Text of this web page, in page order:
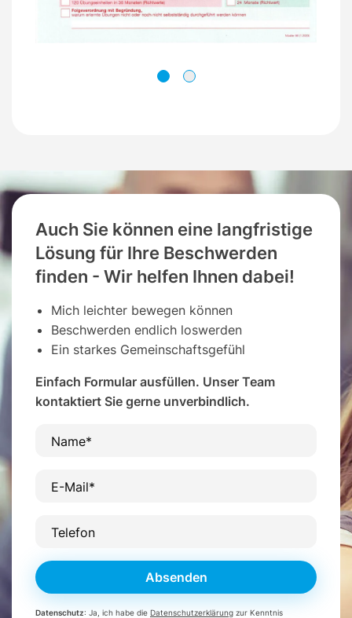
Auch Sie können eine langfristige
Lösung für Ihre Beschwerden
finden - Wir helfen Ihnen dabei!
Mich leichter bewegen können
Beschwerden endlich loswerden
Ein starkes Gemeinschaftsgefühl
Einfach Formular ausfüllen. Unser Team
kontaktiert Sie gerne unverbindlich.
Name*
E-Mail*
Telefon
Absenden
Datenschutz: Ja, ich habe die Datenschutzerklärung zur Kenntnis